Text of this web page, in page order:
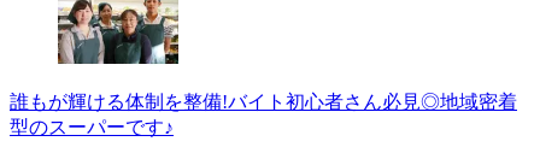
誰もが輝ける体制を整備!バイト初心者さん必見◎地域密着
型のスーパーです♪